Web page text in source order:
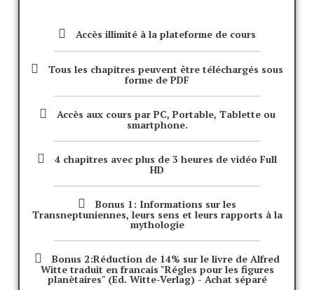
Accès illimité à la plateforme de cours
Tous les chapitres peuvent être téléchargés sous
forme de PDF
Accès aux cours par PC, Portable, Tablette ou
smartphone.
4 chapitres avec plus de 3 heures de vidéo Full
HD
Bonus 1: Informations sur les
Transneptuniennes, leurs sens et leurs rapports à la
mythologie
Bonus 2:Réduction de 14% sur le livre de Alfred
Witte traduit en francais "Régles pour les figures
planètaires" (Ed. Witte-Verlag) - Achat séparé